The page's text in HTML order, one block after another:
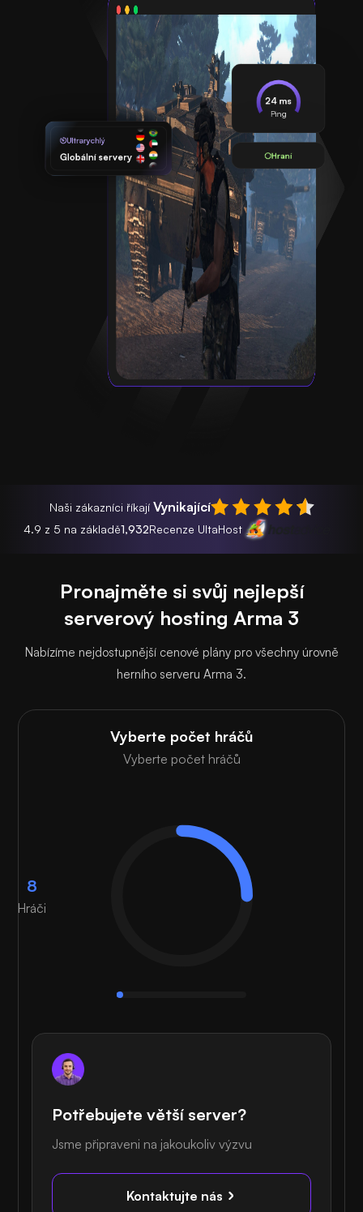
Ultrarychlý
Globální servery
24 ms
Ping
Hraní
Naši zákazníci říkají Vynikající
4.9 z 5 na základě1,932Recenze UltaHost
Pronajměte si svůj nejlepší
serverový hosting Arma 3
Nabízíme nejdostupnější cenové plány pro všechny úrovně
herního serveru Arma 3.
Vyberte počet hráčů
Vyberte počet hráčů
8
Hráči
Potřebujete větší server?
Jsme připraveni na jakoukoliv výzvu
Kontaktujte nás